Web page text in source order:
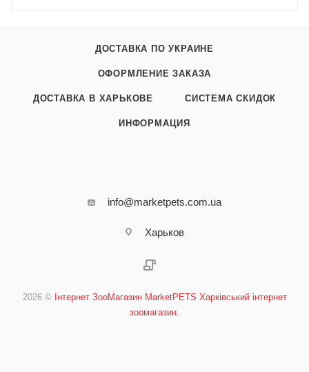
ДОСТАВКА ПО УКРАИНЕ
ОФОРМЛЕНИЕ ЗАКАЗА
ДОСТАВКА В ХАРЬКОВЕ СИСТЕМА СКИДОК
ИНФОРМАЦИЯ
info@marketpets.com.ua
Харьков
2026 © Інтернет ЗооМагазин MarketPETS Харківський інтернет
зоомагазин.